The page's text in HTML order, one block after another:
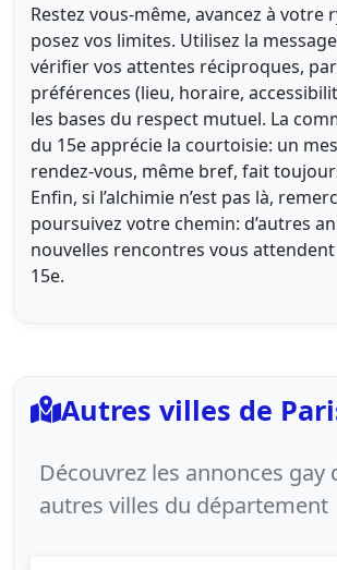
Restez vous-même, avancez à votre
posez vos limites. Utilisez la
vérifier vos attentes réciproques,
préférences (lieu, horaire,
les bases du respect mutuel. La
du 15e apprécie la courtoisie: un
rendez-vous, même bref, fait
Enfin, si l’alchimie n’est pas là,
poursuivez votre chemin: d’autres
nouvelles rencontres vous
15e.
Autres villes de
Découvrez les annonces gay
autres villes du département